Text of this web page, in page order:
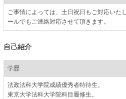
ご事情によっては、土日祝日もご対応いた
ールでもご連絡対応させて頂きます。
自己紹介
学歴
法政法科大学院成績優秀者特待生。
東京大学法科大学院科目履修生。